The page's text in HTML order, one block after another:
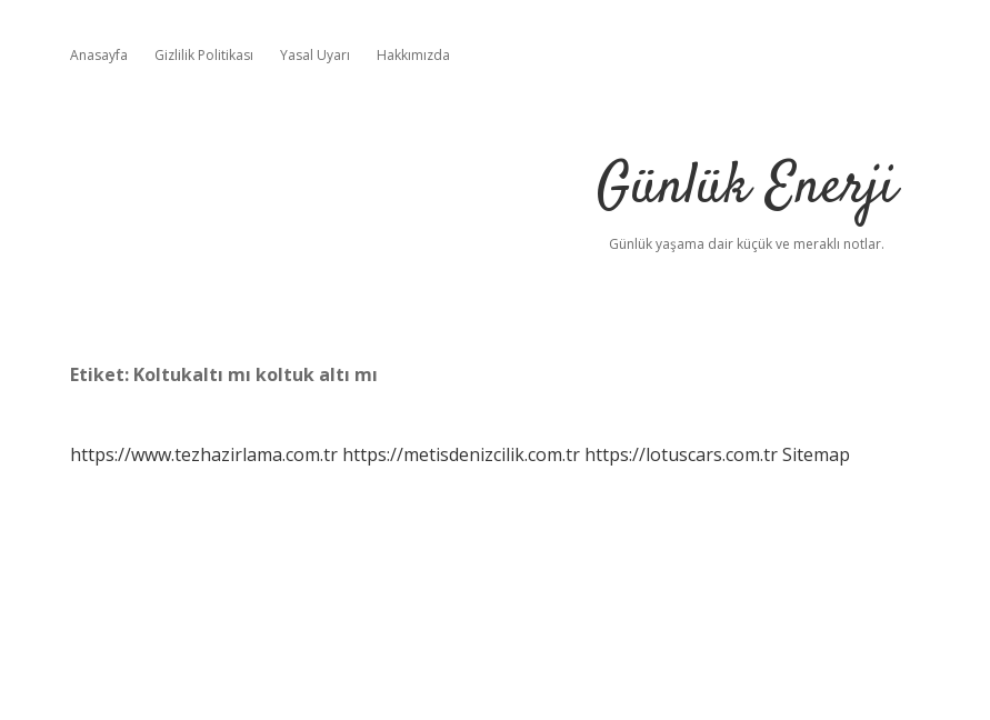
Anasayfa Gizlilik Politikası Yasal Uyarı Hakkımızda
Günlük Enerji
Günlük yaşama dair küçük ve meraklı notlar.
Etiket: Koltukaltı mı koltuk altı mı
https://www.tezhazirlama.com.tr https://metisdenizcilik.com.tr https://lotuscars.com.trSitemap